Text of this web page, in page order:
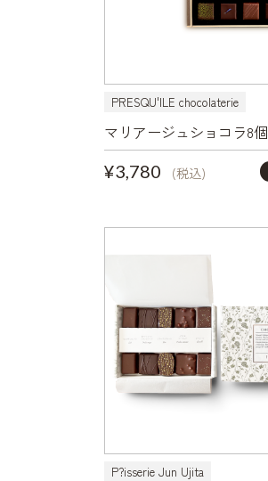
PRESQU'ILE chocolaterie
マリアージュショコラ8個
¥3,780
(税込)
P?isserie Jun Ujita